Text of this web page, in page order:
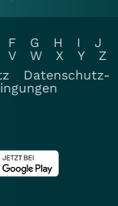
F G H I
J
V W X Y
Z
Datenschutz-